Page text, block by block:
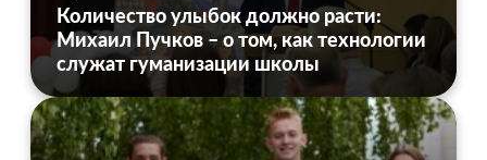
Количество улыбок должно расти:
Михаил Пучков – о том, как технологии
служат гуманизации школы